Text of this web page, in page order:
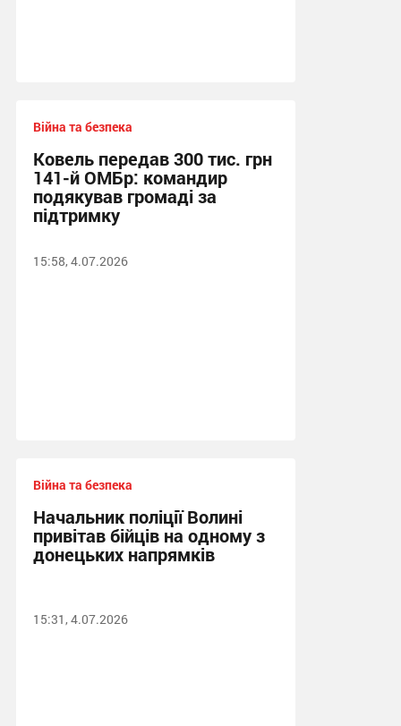
Війна та безпека
Ковель передав 300 тис. грн
141-й ОМБр: командир
подякував громаді за
підтримку
15:58, 4.07.2026
Війна та безпека
Начальник поліції Волині
привітав бійців на одному з
донецьких напрямків
15:31, 4.07.2026